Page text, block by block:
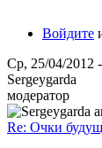
Войдите
Ср, 25/04/2012
Sergeygarda
модератор
Re: Очки